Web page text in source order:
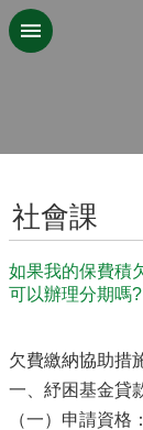
跳到主要內容區
社會課
如果我的保費積
可以辦理分期嗎?
欠費繳納協助措
一、紓困基金貸
（一）申請資格